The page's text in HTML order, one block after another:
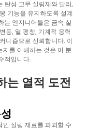
탄성 고무 실링재와 달리,
기능을 유지하도록 설계
는 엔지니어들은 금속 실
동, 열 팽창, 기계적 응력
니즘으로 신뢰합니다. 이
를 이해하는 것은 이 분
적입니다.
는 열적 도전
실링 재료를 파괴할 수